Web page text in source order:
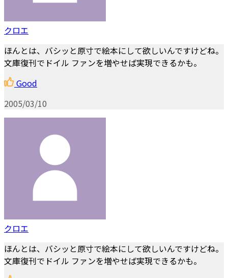
クロエ
ほんとは、バシッと原寸で絵本にして欲しいんですけどね。
文庫復刊でドイル ファンを増やせば実現できるかも。
Good
2005/03/10
クロエ
ほんとは、バシッと原寸で絵本にして欲しいんですけどね。
文庫復刊でドイル ファンを増やせば実現できるかも。